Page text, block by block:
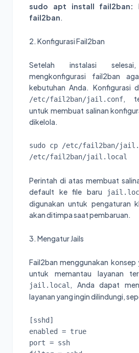
sudo apt install fail2ban:
fail2ban.
2. Konfigurasi Fail2ban
Setelah instalasi
mengkonfigurasi fail2ban
kebutuhan Anda. Konfigurasi
/etc/fail2ban/jail.conf,
untuk membuat salinan
dikelola.
sudo cp /etc/fail2ban/
/etc/fail2ban/jail.local
Perintah di atas membuat
default ke file baru
digunakan untuk pengaturan
akan ditimpa saat pembaruan.
3. Mengatur Jails
Fail2ban menggunakan
untuk memantau layanan
jail.local , Anda dapat
layanan yang ingin dilindungi,
[sshd]
enabled = true
port = ssh